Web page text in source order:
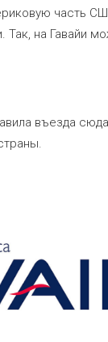
часть
Так, на Гавайи
въезда